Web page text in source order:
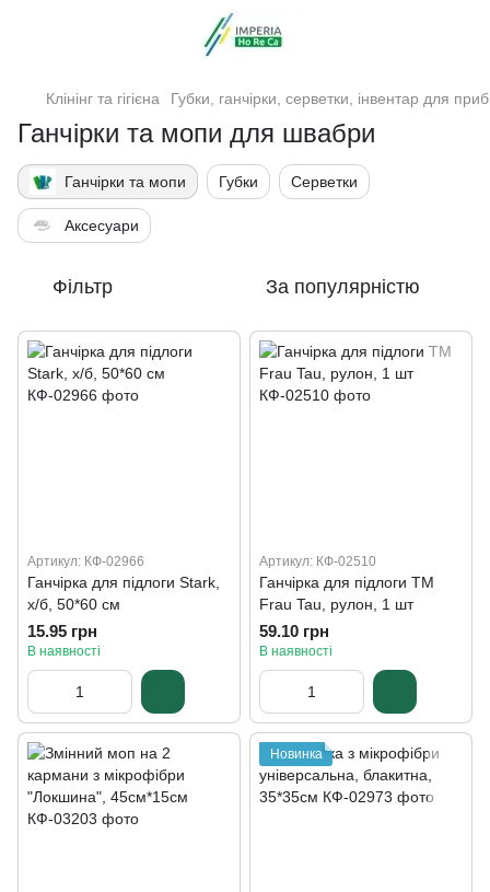
Клінінг та гігієна Губки, ганчірки, серветки, інвентар для
Ганчірки та мопи для швабри
Ганчірки та мопи Губки Серветки
Аксесуари
Фільтр За популярністю
Артикул: КФ-02966
Ганчірка для підлоги Stark,
х/б, 50*60 см
15.95 грн
В наявності
Артикул: КФ-02510
Ганчірка для підлоги ТМ
Frau Tau, рулон, 1 шт
59.10 грн
В наявності
Новинка